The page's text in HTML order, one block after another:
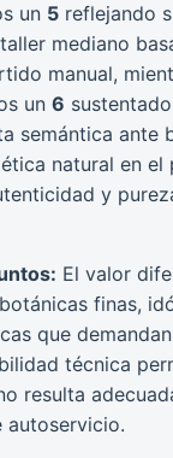
un 5 reflejando
mediano
manual,
un 6
semántica ante
natural en el
y
El valor
finas,
que
técnica
resulta
autoservicio.